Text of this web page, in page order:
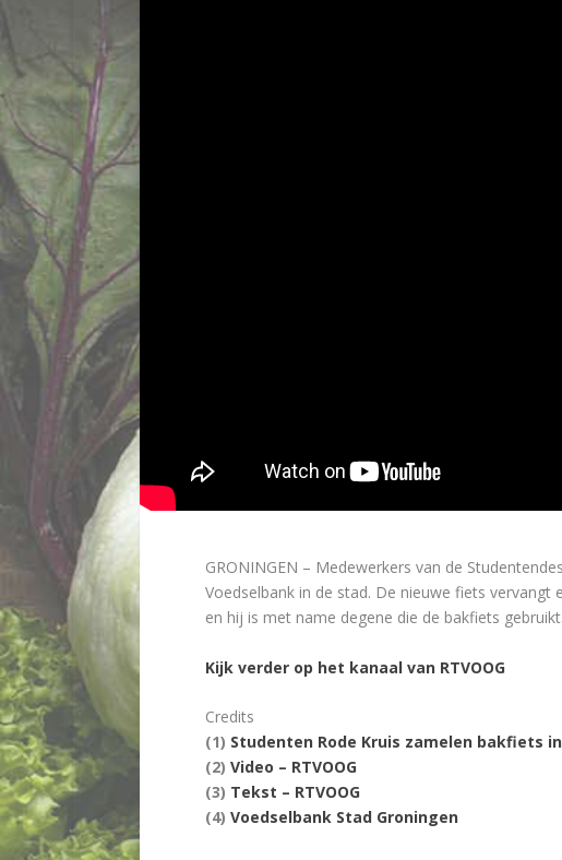
GRONINGEN – Medewerkers van de
Voedselbank in de stad. De nieuwe fiets
en hij is met name degene die de bakfiets gebruikt.
Kijk verder op het kanaal van RTVOOG
Credits
(1) Studenten Rode Kruis zamelen bakfiets
(2) Video – RTVOOG
(3) Tekst – RTVOOG
(4) Voedselbank Stad Groningen